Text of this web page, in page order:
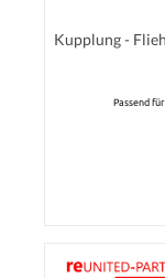
Kupplung -
Passend